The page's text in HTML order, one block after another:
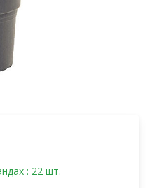
: 22 шт.